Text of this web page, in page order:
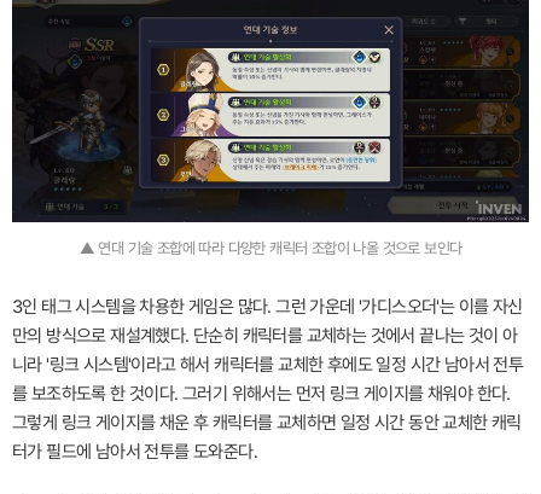
▲ 연대 기술 조합에 따라 다양한 캐릭터 조합이 나올 것으로 보인다
3인 태그 시스템을 차용한 게임은 많다. 그런 가운데 '가디스오더'는 이를 자신
만의 방식으로 재설계했다. 단순히 캐릭터를 교체하는 것에서 끝나는 것이 아
니라 '링크 시스템'이라고 해서 캐릭터를 교체한 후에도 일정 시간 남아서 전투
를 보조하도록 한 것이다. 그러기 위해서는 먼저 링크 게이지를 채워야 한다.
그렇게 링크 게이지를 채운 후 캐릭터를 교체하면 일정 시간 동안 교체한 캐릭
터가 필드에 남아서 전투를 도와준다.